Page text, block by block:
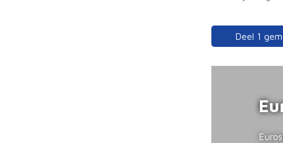
Deel 1